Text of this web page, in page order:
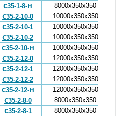
С35-1-8-Н
8000x350x350
С35-2-10-0
10000x350x350
С35-2-10-1
10000x350x350
С35-2-10-2
10000x350x350
С35-2-10-Н
10000x350x350
С35-2-12-0
12000x350x350
С35-2-12-1
12000x350x350
С35-2-12-2
12000x350x350
С35-2-12-Н
12000x350x350
С35-2-8-0
8000x350x350
С35-2-8-1
8000x350x350